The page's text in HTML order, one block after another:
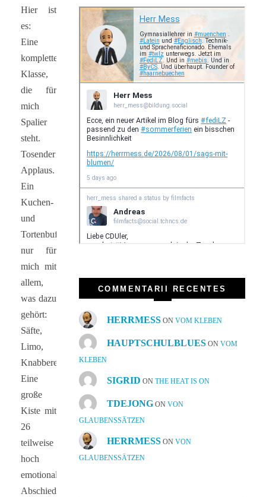
Hier ist
es:
Eine
komplette
Klasse,
die für
mich
Spalier
steht.
Tosender
Applaus.
Ein
Kuchen-
und
Tortenbuffet
nur für
mich mit
allem,
was dazu
gehört:
Säfte,
Limo,
Knabbereien.
Eine
große
Kiste mit
26
teilweise
hoch
emotionalen
Abschiedsbriefen.
COMMENTARII RECENTES
HERRMESS ON VOM KLEBEN
HAUPTSCHULBLUES ON VOM
KLEBEN
SIGRID ON THE HEAT IS ON
TDEJONG ON VON
GLAUBENSSÄTZEN
HERRMESS ON VON
GLAUBENSSÄTZEN